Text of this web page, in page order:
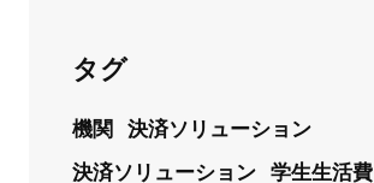
タグ
機関 決済ソリューション
決済ソリューション 学生生活費